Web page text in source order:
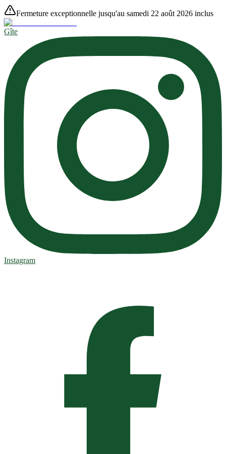
Fermeture exceptionnelle jusqu'au samedi 22 août 2026 inclus
Gîte
Instagram